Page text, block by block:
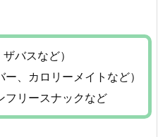
バスなど）
、カロリーメイトなど）
フリースナックなど